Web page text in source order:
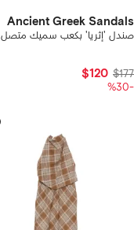
Ancient Greek Sandals
صندل 'إثريا' بكعب سميك متصل
$177
$120
-%30